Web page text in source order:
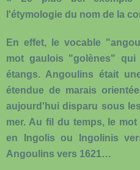
l'étymologie du nom de la
En effet, le vocable
mot gaulois "golènes" qui
étangs. Angoulins était
étendue de marais
aujourd'hui disparu sous
mer. Au fil du temps, le
en Ingolis ou Ingolinis
Angoulins vers 1621…